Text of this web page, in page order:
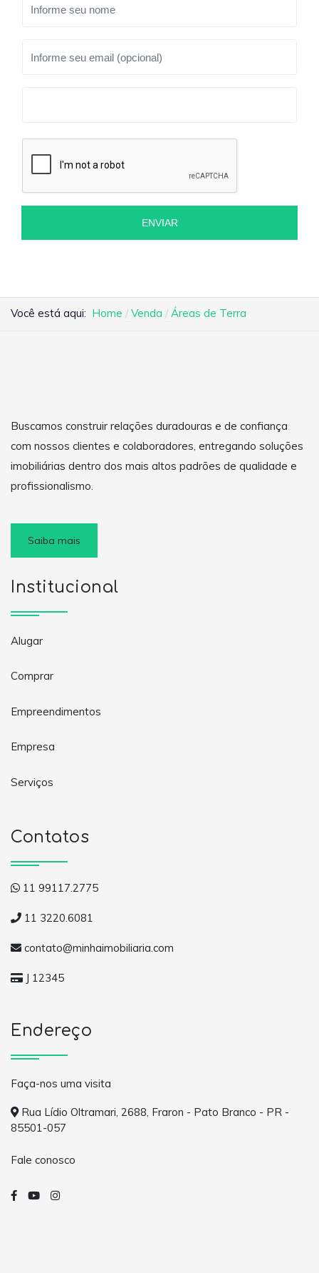
ENVIAR
Você está aqui: Home Venda Áreas de Terra
Buscamos construir relações duradouras e de confiança
com nossos clientes e colaboradores, entregando soluções
imobiliárias dentro dos mais altos padrões de qualidade e
profissionalismo.
Saiba mais
Institucional
Alugar
Comprar
Empreendimentos
Empresa
Serviços
Contatos
11 99117.2775
11 3220.6081
contato@minhaimobiliaria.com
J 12345
Endereço
Faça-nos uma visita
Rua Lídio Oltramari, 2688, Fraron - Pato Branco - PR -
85501-057
Fale conosco